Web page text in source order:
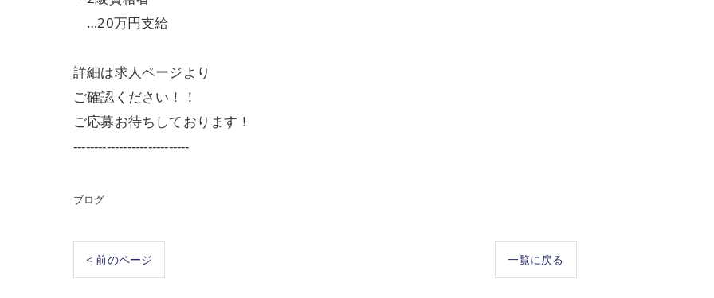
…20万円支給
詳細は求人ページより
ご確認ください！！
ご応募お待ちしております！
----------------------------
ブログ
< 前のページ 一覧に戻る